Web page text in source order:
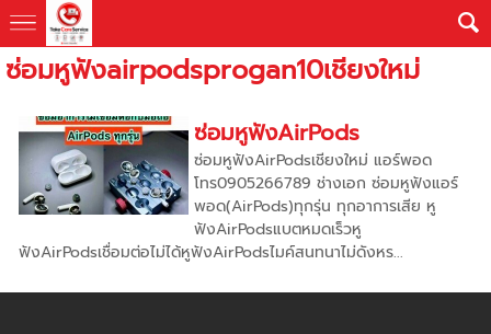
ซ่อมหูฟังairpodsprogan10เชียงใหม่
ซ่อมหูฟังAirPods
ซ่อมหูฟังAirPodsเชียงใหม่ แอร์พอด
โทร0905266789 ช่างเอก ซ่อมหูฟังแอร์
พอด(AirPods)ทุกรุ่น ทุกอาการเสีย หู
ฟังAirPodsแบตหมดเร็วหู
ฟังAirPodsเชื่อมต่อไม่ได้หูฟังAirPodsไมค์สนทนาไม่ดังหร...